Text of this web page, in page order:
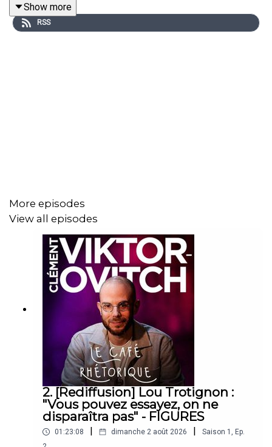
Bienvenue dans la rediffusion du stream du 23/06/2025
📱 TikTok : tiktok.com/@clemovitch
💬 Discord : discord.gg/clemovitch-
922206054308266014
Show more
RSS
More episodes
View all episodes
2. [Rediffusion] Lou Trotignon :
"Vous pouvez essayez, on ne
disparaîtra pas" - FIGURES
01:23:08 dimanche 2 août 2026 Saison 1 , Ep.